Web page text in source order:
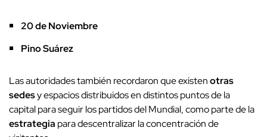
20 de Noviembre
Pino Suárez
Las autoridades también recordaron que existenotras
sedesy espacios distribuidos en distintos puntos de la
capital para seguir los partidos del Mundial, como parte de la
estrategia para descentralizar la concentración de